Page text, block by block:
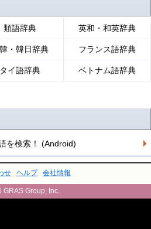
類語辞典 英和・和英辞典
・韓日辞典 フランス語辞典
タイ語辞典 ベトナム語辞典
を検索！ (Android)
せ ヘルプ 会社情報
GRAS Group, Inc.